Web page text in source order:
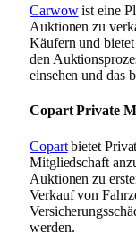
Carwowist eine
Auktionen zu
Käufern und
den
einsehen und das
Copart Private
Copartbietet
Mitgliedschaft
Auktionen zu
Verkauf von
werden.